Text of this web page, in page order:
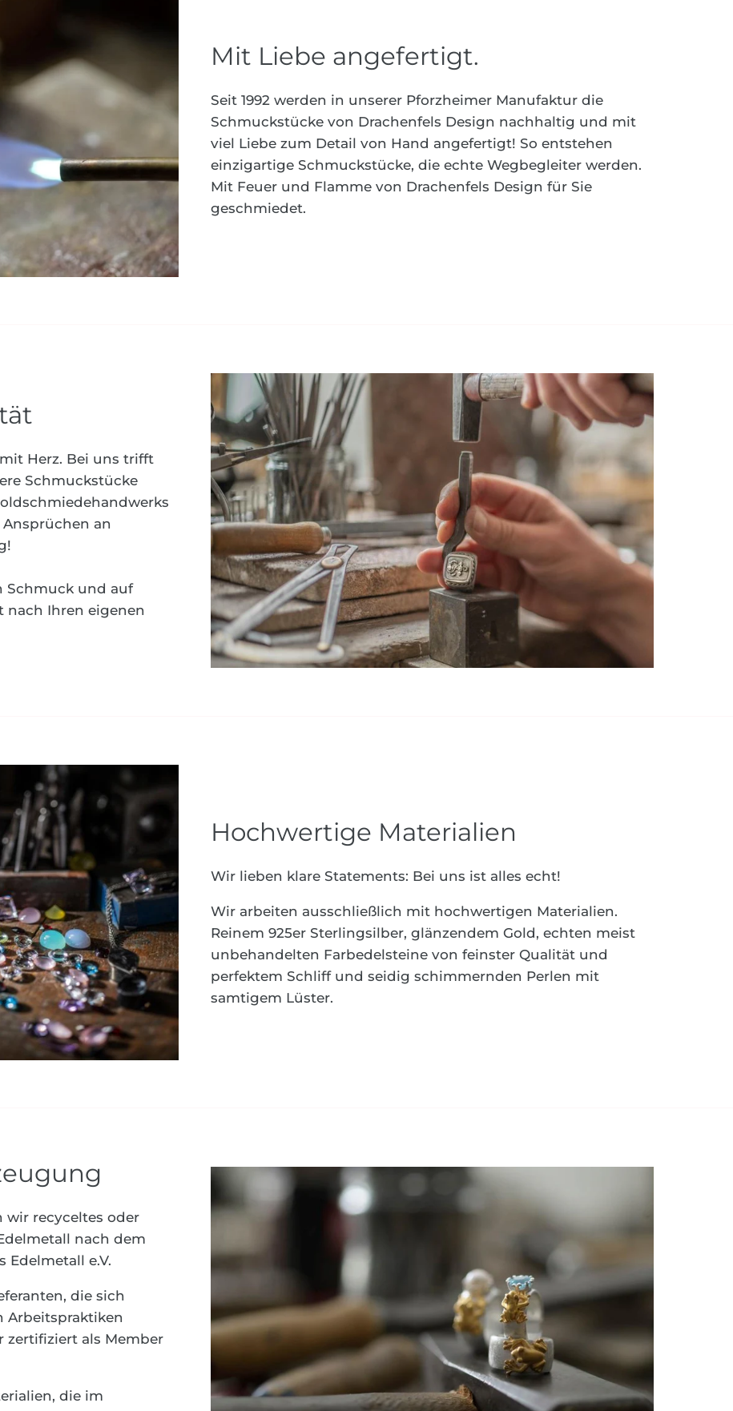
Mit Liebe angefertigt.
Seit 1992 werden in unserer Pforzheimer Manufaktur die
Schmuckstücke von Drachenfels Design nachhaltig und mit
viel Liebe zum Detail von Hand angefertigt! So entstehen
einzigartige Schmuckstücke, die echte Wegbegleiter werden.
Mit Feuer und Flamme von Drachenfels Design für Sie
geschmiedet.
Herz. Bei uns trifft
Schmuckstücke
an
Schmuck und auf
nach Ihren eigenen
Hochwertige Materialien
Wir lieben klare Statements: Bei uns ist alles echt!
Wir arbeiten ausschließlich mit hochwertigen Materialien.
Reinem 925er Sterlingsilber, glänzendem Gold, echten meist
unbehandelten Farbedelsteine von feinster Qualität und
perfektem Schliff und seidig schimmernden Perlen mit
samtigem Lüster.
wir recyceltes oder
nach dem
Edelmetall e.V.
die sich
Arbeitspraktiken
zertifiziert als Member
die im